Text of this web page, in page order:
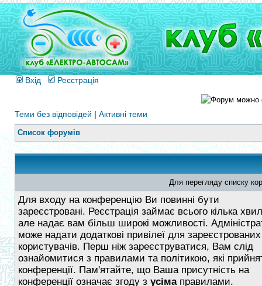
Вхід Реєстрація
Теми без відповідей | Активні теми
Список форумів
Для перегляду списку
Для входу на конференцію Ви повинні бути
зареєстровані. Реєстрація займає всього кілька
але надає вам більш широкі можливості.
може надати додаткові привілеї для зареєстрованих
користувачів. Перш ніж зареєструватися, Вам слід
ознайомитися з правилами та політикою, які
конференції. Пам'ятайте, що Ваша присутність на
конференції означає згоду з усімаправилами.